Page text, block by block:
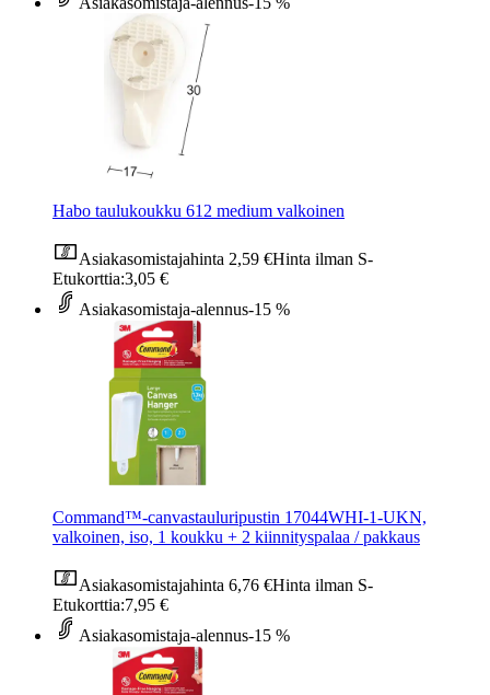
Habo taulukoukku 612 medium valkoinen
Asiakasomistajahinta 2,59 €Hinta ilman S-
Etukorttia:3,05 €
Asiakasomistaja-alennus-15 %
Command™-canvastauluripustin 17044WHI-1-UKN,
valkoinen, iso, 1 koukku + 2 kiinnityspalaa / pakkaus
Asiakasomistajahinta 6,76 €Hinta ilman S-
Etukorttia:7,95 €
Asiakasomistaja-alennus-15 %